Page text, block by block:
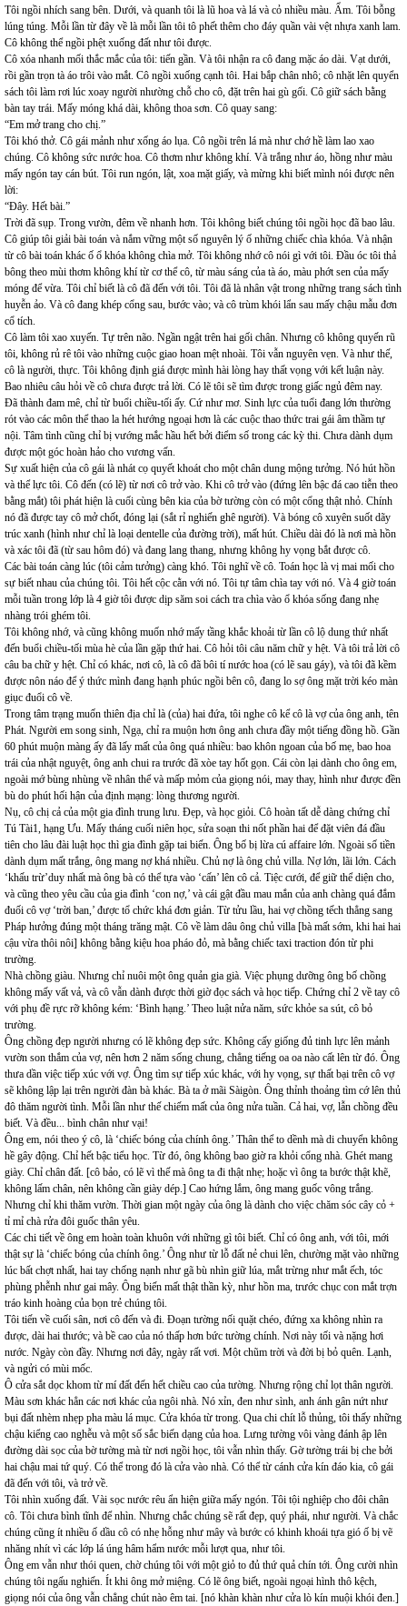
Tôi ngồi nhích sang bên. Dưới, và quanh tôi là lũ hoa và lá và cỏ nhiều màu. Ẩm. Tôi bỗng
lúng túng. Mỗi lần từ đây về là mỗi lần tôi tô phết thêm cho đáy quần vài vệt nhựa xanh lam.
Cô không thể ngồi phệt xuống đất như tôi được.
Cô xóa nhanh mối thắc mắc của tôi: tiến gần. Và tôi nhận ra cô đang mặc áo dài. Vạt dưới,
rồi gần trọn tà áo trôi vào mắt. Cô ngồi xuống cạnh tôi. Hai bắp chân nhô; cô nhặt lên quyển
sách tôi làm rơi lúc xoay người nhường chỗ cho cô, đặt trên hai gù gối. Cô giữ sách bằng
bàn tay trái. Mấy móng khá dài, không thoa sơn. Cô quay sang:
“Em mở trang cho chị.”
Tôi khó thở. Cô gái mảnh như xống áo lụa. Cô ngồi trên lá mà như chớ hề làm lao xao
chúng. Cô không sức nước hoa. Cô thơm như không khí. Và trắng như áo, hồng như màu
mấy ngón tay cán bút. Tôi run ngón, lật, xoa mặt giấy, và mừng khi biết mình nói được nên
lời:
“Đây. Hết bài.”
Trời đã sụp. Trong vườn, đêm về nhanh hơn. Tôi không biết chúng tôi ngồi học đã bao lâu.
Cô giúp tôi giải bài toán và nắm vững một số nguyên lý ố những chiếc chìa khóa. Và nhận
từ cô bài toán khác ố ổ khóa không chìa mở. Tôi không nhớ cô nói gì với tôi. Đầu óc tôi thả
bông theo mùi thơm không khí từ cơ thể cô, từ màu sáng của tà áo, màu phớt sen của mấy
móng để vừa. Tôi chỉ biết là cô đã đến với tôi. Tôi đã là nhân vật trong những trang sách tình
huyễn ảo. Và cô đang khép cổng sau, bước vào; và cô trùm khói lẩn sau mấy chậu mẫu đơn
cổ tích.
Cô làm tôi xao xuyến. Tự trên não. Ngần ngật trên hai gối chân. Nhưng cô không quyến rũ
tôi, không rủ rê tôi vào những cuộc giao hoan mệt nhoài. Tôi vẫn nguyên vẹn. Và như thế,
cô là người, thực. Tôi không định giá được mình hài lòng hay thất vọng với kết luận này.
Bao nhiêu câu hỏi về cô chưa được trả lời. Có lẽ tôi sẽ tìm được trong giấc ngủ đêm nay.
Đã thành đam mê, chỉ từ buổi chiều-tối ấy. Cứ như mơ. Sinh lực của tuổi đang lớn thường
rót vào các môn thể thao la hét hướng ngoại hơn là các cuộc thao thức trai gái âm thầm tự
nội. Tâm tình cũng chỉ bị vướng mắc hầu hết bởi điểm số trong các kỳ thi. Chưa dành dụm
được một góc hoàn hảo cho vương vấn.
Sự xuất hiện của cô gái là nhát cọ quyết khoát cho một chân dung mộng tưởng. Nó hút hồn
và thể lực tôi. Cô đến (có lẽ) từ nơi cô trở vào. Khi cô trở vào (đứng lên bậc đá cao tiễn theo
bằng mắt) tôi phát hiện là cuối cùng bên kia của bờ tường còn có một cổng thật nhỏ. Chính
nó đã được tay cô mở chốt, đóng lại (sắt rỉ nghiến ghê người). Và bóng cô xuyên suốt dãy
trúc xanh (hình như chỉ là loại dentelle của đường trời), mất hút. Chiều dài đó là nơi mà hồn
và xác tôi đã (từ sau hôm đó) và đang lang thang, nhưng không hy vọng bắt được cô.
Các bài toán càng lúc (tôi cảm tưởng) càng khó. Tôi nghĩ về cô. Toán học là vị mai mối cho
sự biết nhau của chúng tôi. Tôi hết cộc cằn với nó. Tôi tự tâm chìa tay với nó. Và 4 giờ toán
mỗi tuần trong lớp là 4 giờ tôi được dịp săm soi cách tra chìa vào ổ khóa sống đang nhẹ
nhàng trói ghém tôi.
Tôi không nhớ, và cũng không muốn nhớ mấy tầng khắc khoải từ lần cô lộ dung thứ nhất
đến buổi chiều-tối mùa hè của lần gặp thứ hai. Cô hỏi tôi câu năm chữ y hệt. Và tôi trả lời cô
câu ba chữ y hệt. Chỉ có khác, nơi cô, là cô đã bôi tí nước hoa (có lẽ sau gáy), và tôi đã kềm
được nôn náo để ý thức mình đang hạnh phúc ngồi bên cô, đang lo sợ ông mặt trời kéo màn
giục đuổi cô về.
Trong tâm trạng muốn thiên địa chỉ là (của) hai đứa, tôi nghe cô kể cô là vợ của ông anh, tên
Phát. Người em song sinh, Ngạ, chỉ ra muộn hơn ông anh chưa đầy một tiếng đồng hồ. Gần
60 phút muộn màng ấy đã lấy mất của ông quá nhiều: bao khôn ngoan của bố mẹ, bao hoa
trái của nhật nguyệt, ông anh chui ra trước đã xòe tay hốt gọn. Cái còn lại dành cho ông em,
ngoài mớ bùng nhùng về nhân thể và mấp mỏm của giọng nói, may thay, hình như được đền
bù do phút hối hận của định mạng: lòng thương người.
Nụ, cô chị cả của một gia đình trung lưu. Đẹp, và học giỏi. Cô hoàn tất dễ dàng chứng chỉ
Tú Tài1, hạng Ưu. Mấy tháng cuối niên học, sửa soạn thi nốt phần hai để đặt viên đá đầu
tiên cho lâu đài luật học thì gia đình gặp tai biến. Ông bố bị lừa cú affaire lớn. Ngoài số tiền
dành dụm mất trắng, ông mang nợ khá nhiều. Chủ nợ là ông chủ villa. Nợ lớn, lãi lớn. Cách
‘khấu trừ’duy nhất mà ông bà có thể tựa vào ‘cấn’ lên cô cả. Tiệc cưới, để giữ thể diện cho,
và cũng theo yêu cầu của gia đình ‘con nợ,’ và cái gật đầu mau mắn của anh chàng quá đắm
đuối cô vợ ‘trời ban,’ được tổ chức khá đơn giản. Từ tửu lầu, hai vợ chồng tếch thẳng sang
Pháp hưởng đúng một tháng trăng mật. Cô về làm dâu ông chủ villa [bà mất sớm, khi hai hai
cậu vừa thôi nôi] không bằng kiệu hoa pháo đỏ, mà bằng chiếc taxi traction đón từ phi
trường.
Nhà chồng giàu. Nhưng chỉ nuôi một ông quản gia già. Việc phụng dưỡng ông bố chồng
không mấy vất vả, và cô vẫn dành được thời giờ đọc sách và học tiếp. Chứng chỉ 2 về tay cô
với phụ đề rực rỡ không kém: ‘Bình hạng.’ Theo luật nửa năm, sức khỏe sa sút, cô bỏ
trường.
Ông chồng đẹp người nhưng có lẽ không đẹp sức. Không cấy giống đủ tinh lực lên mảnh
vườn son thắm của vợ, nên hơn 2 năm sống chung, chẳng tiếng oa oa nào cất lên từ đó. Ông
thưa dần việc tiếp xúc với vợ. Ông tìm sự tiếp xúc khác, với hy vọng, sự thất bại trên cô vợ
sẽ không lập lại trên người đàn bà khác. Bà ta ở mãi Sàigòn. Ông thỉnh thoảng tìm cớ lên thủ
đô thăm người tình. Mỗi lần như thế chiếm mất của ông nửa tuần. Cả hai, vợ, lẫn chồng đều
biết. Và đều... bình chân như vại!
Ông em, nói theo ý cô, là ‘chiếc bóng của chính ông.’ Thân thể to dềnh mà di chuyển không
hề gây động. Chỉ hết bậc tiểu học. Từ đó, ông không bao giờ ra khỏi cổng nhà. Ghét mang
giày. Chỉ chân đất. [cô bảo, có lẽ vì thế mà ông ta đi thật nhẹ; hoặc vì ông ta bước thật khẽ,
không lấm chân, nên không cần giày dép.] Cao hứng lắm, ông mang guốc vông trắng.
Nhưng chỉ khi thăm vườn. Thời gian một ngày của ông là dành cho việc chăm sóc cây cỏ +
tỉ mỉ chà rửa đôi guốc thân yêu.
Các chi tiết về ông em hoàn toàn khuôn với những gì tôi biết. Chỉ có ông anh, với tôi, mới
thật sự là ‘chiếc bóng của chính ông.’ Ông như từ lỗ đất nẻ chui lên, chường mặt vào những
lúc bất chợt nhất, hai tay chống nạnh như gã bù nhìn giữ lúa, mắt trừng như mắt ếch, tóc
phùng phễnh như gai mây. Ông biến mất thật thần kỳ, như hồn ma, trước chục con mắt trợn
tráo kinh hoàng của bọn trẻ chúng tôi.
Tôi tiến về cuối sân, nơi cô đến và đi. Đoạn tường nối quặt chéo, đứng xa không nhìn ra
được, dài hai thước; và bề cao của nó thấp hơn bức tường chính. Nơi này tối và nặng hơi
nước. Ngày còn đầy. Nhưng nơi đây, ngày rất vơi. Một chũm trời và đời bị bỏ quên. Lạnh,
và ngửi có mùi mốc.
Ô cửa sắt dọc khom từ mí đất đến hết chiều cao của tường. Nhưng rộng chỉ lọt thân người.
Màu sơn khác hẳn các nơi khác của ngôi nhà. Nó xỉn, đen như sình, anh ánh gân nứt như
bụi đất nhèm nhẹp pha màu lá mục. Cửa khóa từ trong. Qua chi chít lỗ thủng, tôi thấy những
chậu kiểng cao nghễu và một số sắc biến dạng của hoa. Lưng tường vôi vàng đánh ập lên
đường dài sọc của bờ tường mà từ nơi ngồi học, tôi vẫn nhìn thấy. Gờ tường trái bị che bởi
hai chậu mai tứ quý. Có thể trong đó là cửa vào nhà. Có thể từ cánh cửa kín đáo kia, cô gái
đã đến với tôi, và trở về.
Tôi nhìn xuống đất. Vài sọc nước rêu ẩn hiện giữa mấy ngón. Tôi tội nghiệp cho đôi chân
cô. Tôi chưa bình tĩnh để nhìn. Nhưng chắc chúng sẽ rất đẹp, quý phái, như người. Và chắc
chúng cũng ít nhiều ố dầu cô có nhẹ hỗng như mây và bước có khinh khoái tựa gió ố bị vẽ
nhăng nhít vì các lớp lá úng hâm hẩm nước mỗi lượt qua, như tôi.
Ông em vẫn như thói quen, chờ chúng tôi với một giỏ to đủ thứ quả chín tới. Ông cười nhìn
chúng tôi ngấu nghiến. Ít khi ông mở miệng. Có lẽ ông biết, ngoài ngoại hình thô kệch,
giọng nói của ông vẫn chẳng chút nào êm tai. [nó khàn khàn như cửa lò kín muội khói đen.]